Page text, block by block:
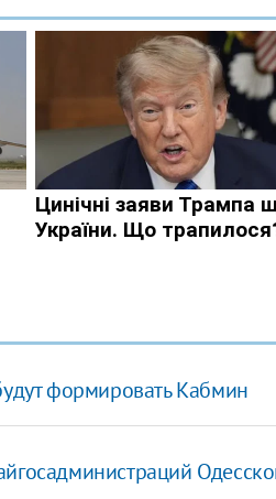
формировать Кабмин